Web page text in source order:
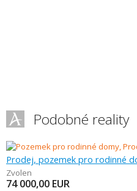
Podobné reality
Prodej, pozemek pro rodinné
Zvolen
74 000,00 EUR